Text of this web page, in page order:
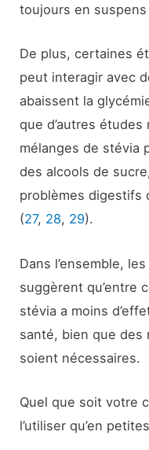
toujours en suspens
De plus, certaines
peut interagir avec
abaissent la
que d’autres
mélanges de stévia
des alcools de
problèmes digestifs
(27, 28, 29).
Dans l’ensemble,
suggèrent qu’entre
stévia a moins
santé, bien que des
soient nécessaires.
Quel que soit votre
l’utiliser qu’en